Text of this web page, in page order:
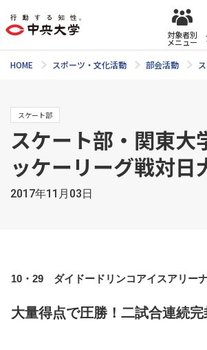
対象者別
メニュー
HOME スポーツ・文化活動 部会活動
スケート部
スケート部・関東大
ッケーリーグ戦対日
2017年11月03日
10・29　ダイドードリンコアイスアリー
大量得点で圧勝！二試合連続完